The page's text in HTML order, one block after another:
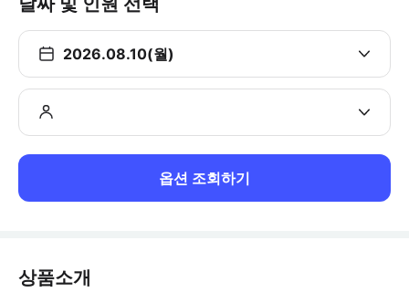
2026.08.10(월)
옵션 조회하기
상품소개